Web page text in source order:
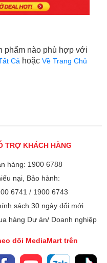
phẩm nào phù hợp với
Cả hoặc Về Trang Chủ
TRỢ KHÁCH HÀNG
hàng: 1900 6788
nại, Bảo hành:
6741 / 1900 6743
sách 30 ngày đổi mới
hàng Dự án/ Doanh nghiệp
dõi MediaMart trên